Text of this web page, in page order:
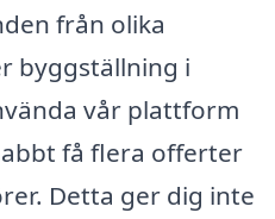
från olika
byggställning i
vår plattform
få flera offerter
Detta ger dig inte